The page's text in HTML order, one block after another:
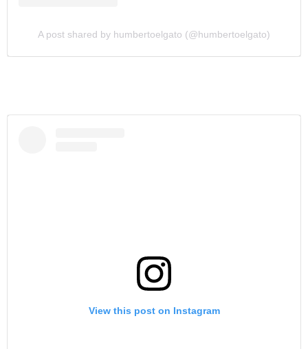
A post shared by humbertoelgato (@humbertoelgato)
View this post on Instagram